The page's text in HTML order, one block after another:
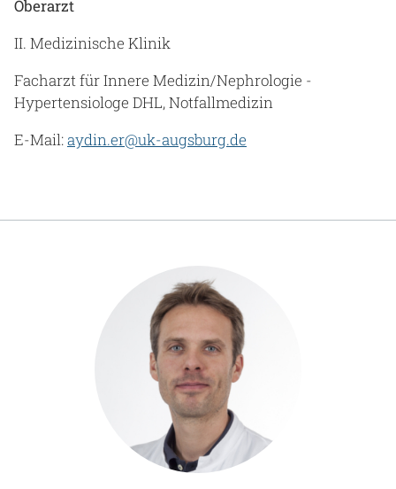
Oberarzt
II. Medizinische Klinik
Facharzt für Innere Medizin/Nephrologie -
Hypertensiologe DHL, Notfallmedizin
E-Mail:aydin.er@uk-augsburg.de